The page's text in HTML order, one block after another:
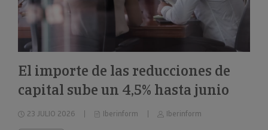
El importe de las reducciones de
capital sube un 4,5% hasta junio
23 JULIO 2026 Iberinform Iberinform